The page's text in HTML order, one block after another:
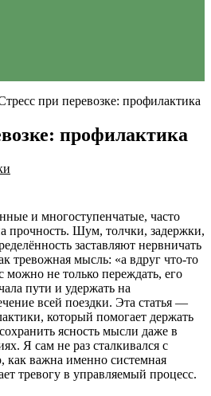
при перевозке: профилактика
профилактика
и многоступенчатые, часто
прочность. Шум, толчки, задержки,
заставляют нервничать
тревожная мысль: «а вдруг что-то
можно не только переждать, его
пути и удержать на
всей поездки. Эта статья —
который помогает держать
ясность мысли даже в
Я сам не раз сталкивался с
как важна именно системная
тревогу в управляемый процесс.